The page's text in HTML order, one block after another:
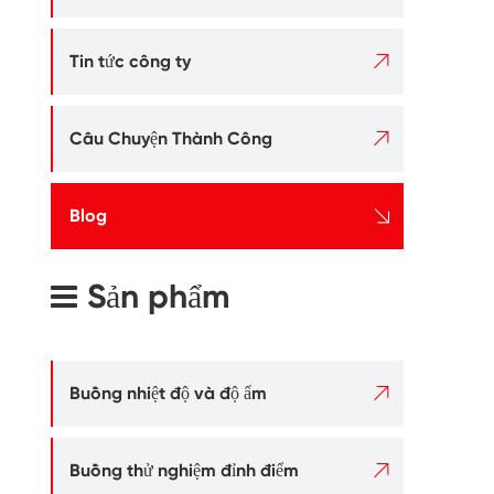
Tin tức công ty 
Câu Chuyện Thành Công 
Blog 
Sản phẩm
Buồng nhiệt độ và độ ẩm 
Buồng thử nghiệm đỉnh điểm 